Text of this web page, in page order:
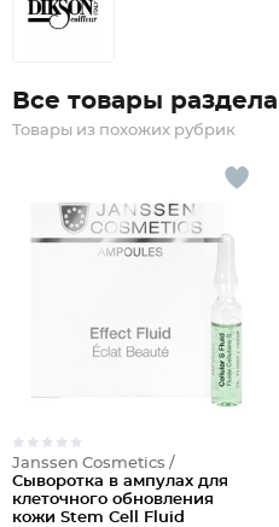
Все товары раздела
Товары из похожих рубрик
Janssen Cosmetics /
Сыворотка в ампулах для
клеточного обновления
кожи Stem Cell Fluid